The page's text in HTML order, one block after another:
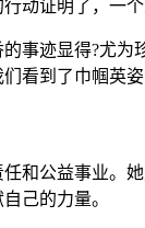
动证明了，一
事迹显得?尤
看到了巾帼英姿
和公益事业。
己的力量。